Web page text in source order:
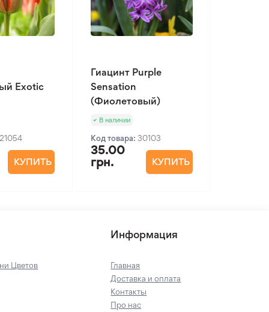
Exotic
21054
КУПИТЬ
Гиацинт Purple
Sensation
(Фиолетовый)
В наличии
Код товара: 30103
35.00
грн.
КУПИТЬ
Цветов
Информация
Главная
Доставка и оплата
Контакты
Про нас